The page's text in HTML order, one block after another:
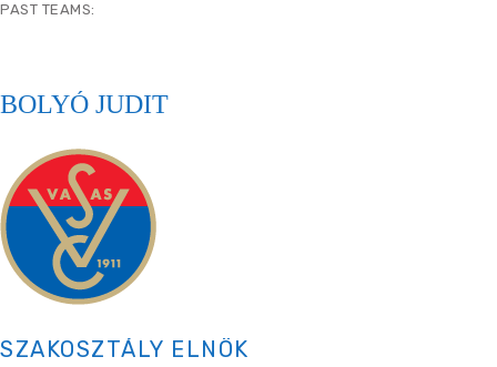
PAST TEAMS:
BOLYÓ JUDIT
SZAKOSZTÁLY ELNÖK